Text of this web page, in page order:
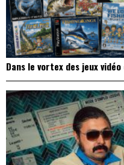
Dans le vortex des jeux